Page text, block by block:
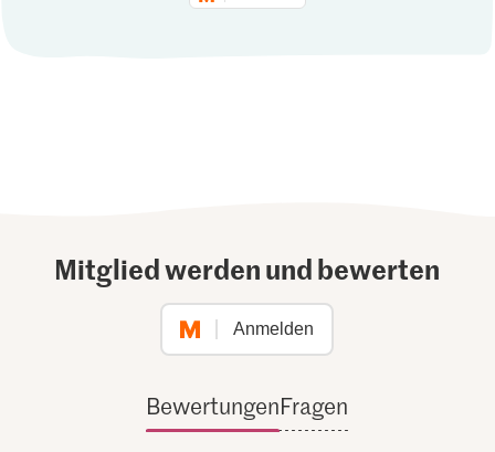
Mitglied werden und bewerten
Anmelden
BewertungenFragen